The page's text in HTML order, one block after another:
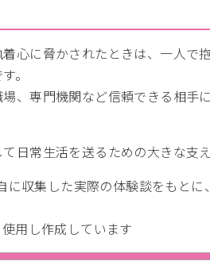
心に脅かされたときは、一人で
。
、専門機関など信頼できる相手
日常生活を送るための大きな支え
収集した実際の体験談をもとに
用し作成しています